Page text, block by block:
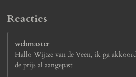
Reacties
webmaster
Hallo Wijtze van de Veen, ik ga
de prijs al aangepast